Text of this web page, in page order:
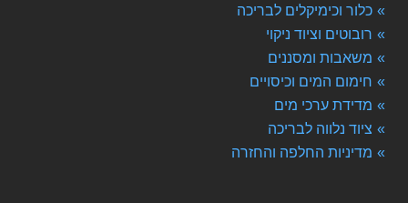
מסנן 900 פיברגלס (כולל מצע AFM)
מייצב כלור - ACO בבקבוק של 5 ליטר
189.00 ₪
826.00 ₪
כלור וכימיקלים לבריכה
רובוטים וציוד ניקוי
משאבות ומסננים
חימום המים וכיסויים
מדידת ערכי מים
ציוד נלווה לבריכה
מדיניות החלפה והחזרה